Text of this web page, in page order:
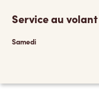
Service au volant
Samedi